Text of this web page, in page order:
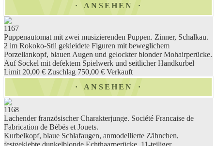
ANSEHEN
1167
Puppenautomat mit zwei musizierenden Puppen. Zinner, Schalkau.
2 im Rokoko-Stil gekleidete Figuren mit beweglichem
Porzellankopf, blauen Augen und gelockter blonder Mohairperücke.
Auf Sockel mit defektem Spielwerk und seitlicher Handkurbel
Limit 20,00 € Zuschlag 750,00 € Verkauft
ANSEHEN
1168
Lachender französischer Charakterjunge. Société Francaise de
Fabrication de Bébés et Jouets.
Kurbelkopf, blaue Schlafaugen, anmodellierte Zähnchen,
festgeklebte dunkelblonde Echthaarperücke. 11-teiliger